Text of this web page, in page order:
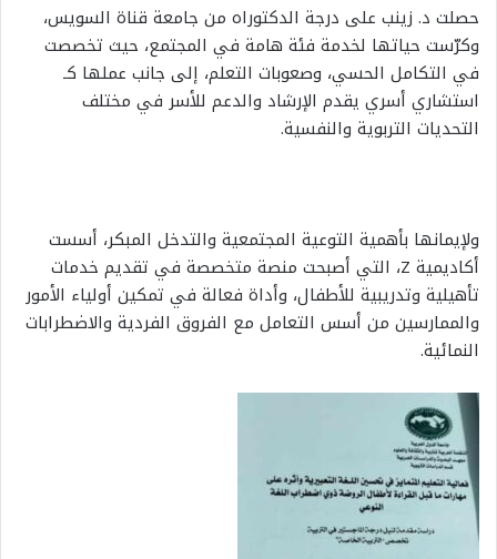
حصلت د. زينب على درجة الدكتوراه من جامعة قناة السويس،
وكرّست حياتها لخدمة فئة هامة في المجتمع، حيث تخصصت
في التكامل الحسي، وصعوبات التعلم، إلى جانب عملها كـ
استشاري أسري يقدم الإرشاد والدعم للأسر في مختلف
التحديات التربوية والنفسية.
ولإيمانها بأهمية التوعية المجتمعية والتدخل المبكر، أسست
أكاديمية Z، التي أصبحت منصة متخصصة في تقديم خدمات
تأهيلية وتدريبية للأطفال، وأداة فعالة في تمكين أولياء الأمور
والممارسين من أسس التعامل مع الفروق الفردية والاضطرابات
النمائية.